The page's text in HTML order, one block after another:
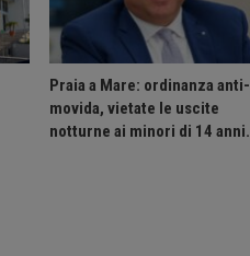
Praia a Mare: ordinanza anti-
movida, vietate le uscite
notturne ai minori di 14 anni.